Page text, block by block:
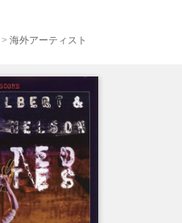
> 海外アーティスト